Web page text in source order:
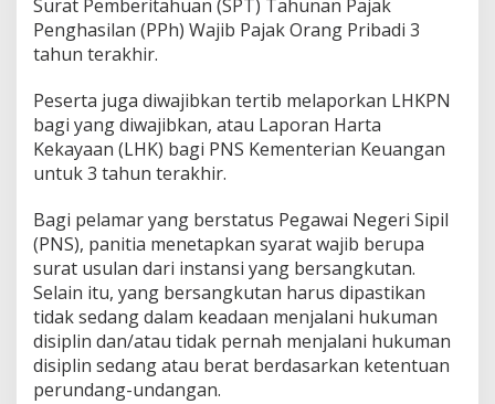
Surat Pemberitahuan (SPT) Tahunan Pajak
Penghasilan (PPh) Wajib Pajak Orang Pribadi 3
tahun terakhir.
Peserta juga diwajibkan tertib melaporkan LHKPN
bagi yang diwajibkan, atau Laporan Harta
Kekayaan (LHK) bagi PNS Kementerian Keuangan
untuk 3 tahun terakhir.
Bagi pelamar yang berstatus Pegawai Negeri Sipil
(PNS), panitia menetapkan syarat wajib berupa
surat usulan dari instansi yang bersangkutan.
Selain itu, yang bersangkutan harus dipastikan
tidak sedang dalam keadaan menjalani hukuman
disiplin dan/atau tidak pernah menjalani hukuman
disiplin sedang atau berat berdasarkan ketentuan
perundang-undangan.